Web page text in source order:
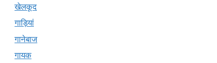
खेलकूद
गाड़ियां
गानेबाज
गायक